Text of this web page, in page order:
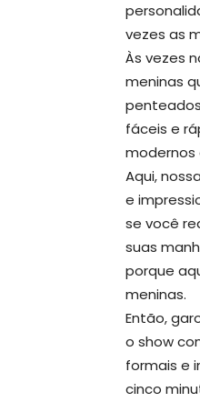
vezes as
Às vezes
meninas
fáceis e
modernos
Aqui,
e
se você
suas
porque
meninas.
Então,
o show
formais e
cinco